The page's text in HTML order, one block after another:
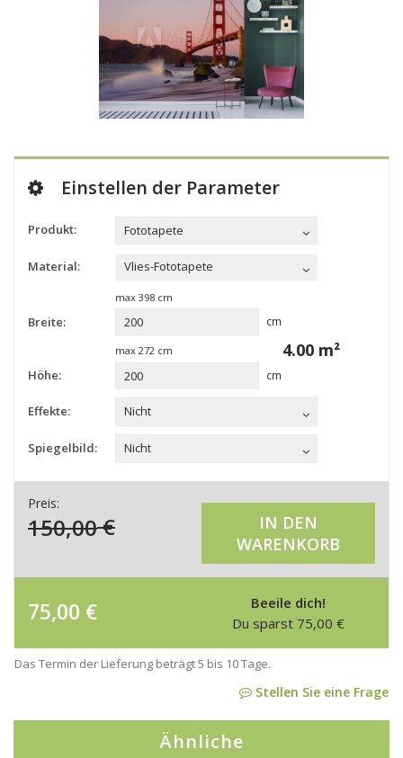
Einstellen der Parameter
Produkt: Fototapete
Material: Vlies-Fototapete
max 398cm
Breite: cm
max 272cm
Höhe: cm
4.00 m²
Effekte: Nicht
Spiegelbild: Nicht
Preis:
150,00€
IN DEN
WARENKORB
75,00 €
Beeile dich!
Du sparst 75,00 €
Das Termin der Lieferung beträgt 5 bis 10 Tage.
Stellen Sie eine Frage
Ähnliche